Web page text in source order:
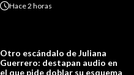
Hace2 horas
Otro escándalo de Juliana
Guerrero: destapan audio en
el que pide doblar su esquema